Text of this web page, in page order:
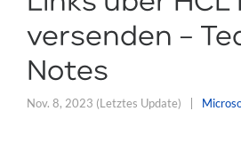
versenden –
Notes
Nov. 8, 2023 (Letztes Update)